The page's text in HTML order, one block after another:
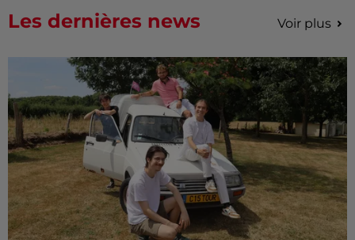
Les dernières news Voir plus